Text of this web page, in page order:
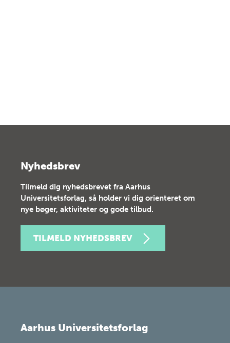
Nyhedsbrev
Tilmeld dig nyhedsbrevet fra Aarhus
Universitetsforlag, så holder vi dig orienteret om
nye bøger, aktiviteter og gode tilbud.
TILMELD NYHEDSBREV
Aarhus Universitetsforlag